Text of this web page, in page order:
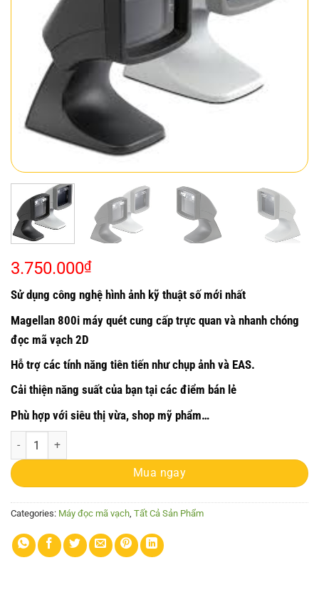
3.750.000₫
Sử dụng công nghệ hình ảnh kỹ thuật số mới nhất
Magellan 800i máy quét cung cấp trực quan và nhanh chóng
đọc mã vạch 2D
Hỗ trợ các tính năng tiên tiến như chụp ảnh và EAS.
Cải thiện năng suất của bạn tại các điểm bán lẻ
Phù hợp với siêu thị vừa, shop mỹ phẩm…
Máy quét Datalogic Magellan™ 800i (2D) quantity
Mua ngay
Categories: Máy đọc mã vạch, Tất Cả Sản Phẩm